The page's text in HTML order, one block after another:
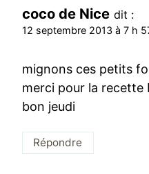
coco de Nice dit :
12 septembre 2013 à 7 h
mignons ces petits
merci pour la recette
bon jeudi
Répondre